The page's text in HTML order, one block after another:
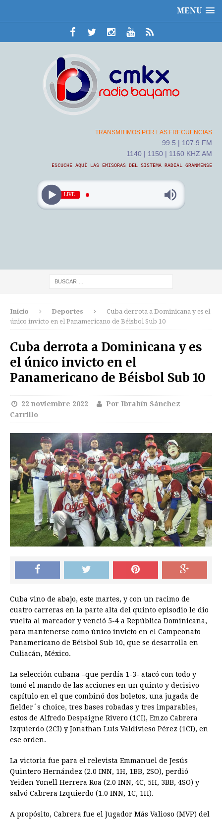
MENU
TRANSMITIMOS POR LAS FRECUENCIAS
99.5 | 107.9 FM
1140 | 1150 | 1160 KHZ AM
ESCUCHE AQUÍ LAS EMISORAS DEL SISTEMA RADIAL GRANMENSE
LIVE
Inicio Deportes
Cuba derrota a Dominicana y es el
único invicto en el Panamericano de Béisbol Sub 10
Cuba derrota a Dominicana y es
el único invicto en el
Panamericano de Béisbol Sub 10
22 noviembre 2022
Por Ibrahín Sánchez
Carrillo
Cuba vino de abajo, este martes, y con un racimo de
cuatro carreras en la parte alta del quinto episodio le dio
vuelta al marcador y venció 5-4 a República Dominicana,
para mantenerse como único invicto en el Campeonato
Panamericano de Béisbol Sub 10, que se desarrolla en
Culiacán, México.
La selección cubana –que perdía 1-3- atacó con todo y
tomó el mando de las acciones en un quinto y decisivo
capítulo en el que combinó dos boletos, una jugada de
fielder´s choice, tres bases robadas y tres imparables,
estos de Alfredo Despaigne Rivero (1CI), Emzo Cabrera
Izquierdo (2CI) y Jonathan Luis Valdivieso Pérez (1CI), en
ese orden.
La victoria fue para el relevista Emmanuel de Jesús
Quintero Hernández (2.0 INN, 1H, 1BB, 2SO), perdió
Yeiden Yonell Herrera Roa (2.0 INN, 4C, 5H, 3BB, 4SO) y
salvó Cabrera Izquierdo (1.0 INN, 1C, 1H).
A propósito, Cabrera fue el Jugador Más Valioso (MVP) del